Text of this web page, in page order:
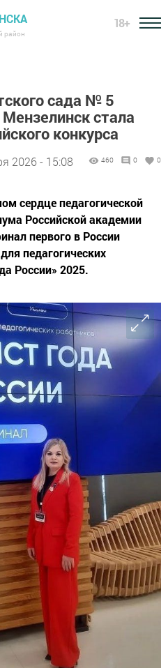
район
18+
сада № 5
стала
конкурса
2026 - 15:08 460 0 0
сердце педагогической
Российской академии
первого в России
педагогических
России» 2025.